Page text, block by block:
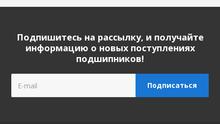
Подпишитесь на рассылку, и получайте
информацию о новых поступлениях
подшипников!